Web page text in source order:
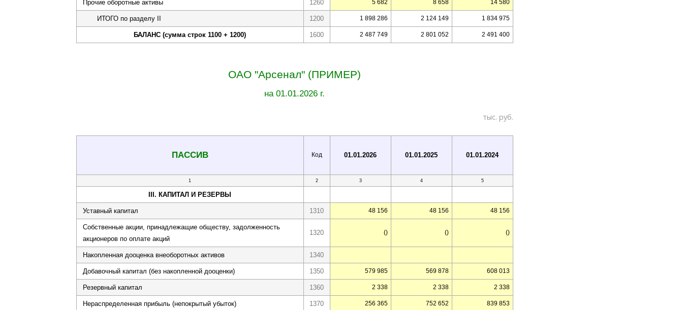
Прочие оборотные активы 1260 5 682 8 658 14 580
ИТОГО по разделу II 1200 1 898 286 2 124 149 1 834 975
БАЛАНС (сумма строк 1100 + 1200) 1600 2 487 749 2 801 052 2 491 400
ОАО "Арсенал" (ПРИМЕР)
на 01.01.2026 г.
тыс. руб.
ПАССИВ Код 01.01.2026 01.01.2025 01.01.2024
1 2 3 4 5
III. КАПИТАЛ И РЕЗЕРВЫ
Уставный капитал 1310 48 156 48 156 48 156
Собственные акции, принадлежащие обществу, задолженность
акционеров по оплате акций
1320 () () ()
Накопленная дооценка внеоборотных активов 1340
Добавочный капитал (без накопленной дооценки) 1350 579 985 569 878 608 013
Резервный капитал 1360 2 338 2 338 2 338
Нераспределенная прибыль (непокрытый убыток) 1370 256 365 752 652 839 853